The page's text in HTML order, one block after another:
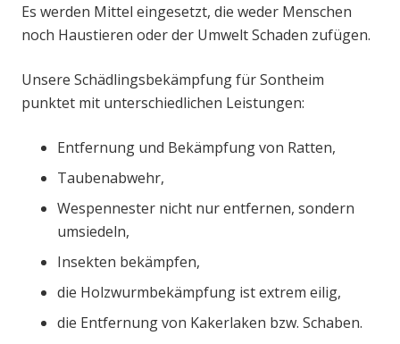
Es werden Mittel eingesetzt, die weder Menschen
noch Haustieren oder der Umwelt Schaden zufügen.
Unsere Schädlingsbekämpfung für Sontheim
punktet mit unterschiedlichen Leistungen:
Entfernung und Bekämpfung von Ratten,
Taubenabwehr,
Wespennester nicht nur entfernen, sondern
umsiedeln,
Insekten bekämpfen,
die Holzwurmbekämpfung ist extrem eilig,
die Entfernung von Kakerlaken bzw. Schaben.